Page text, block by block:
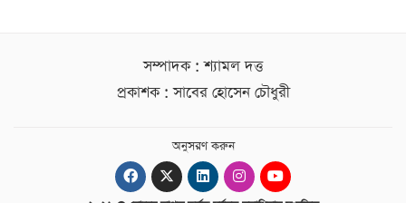
সম্পাদক : শ্যামল দত্ত
প্রকাশক : সাবের হোসেন চৌধুরী
অনুসরণ করুন